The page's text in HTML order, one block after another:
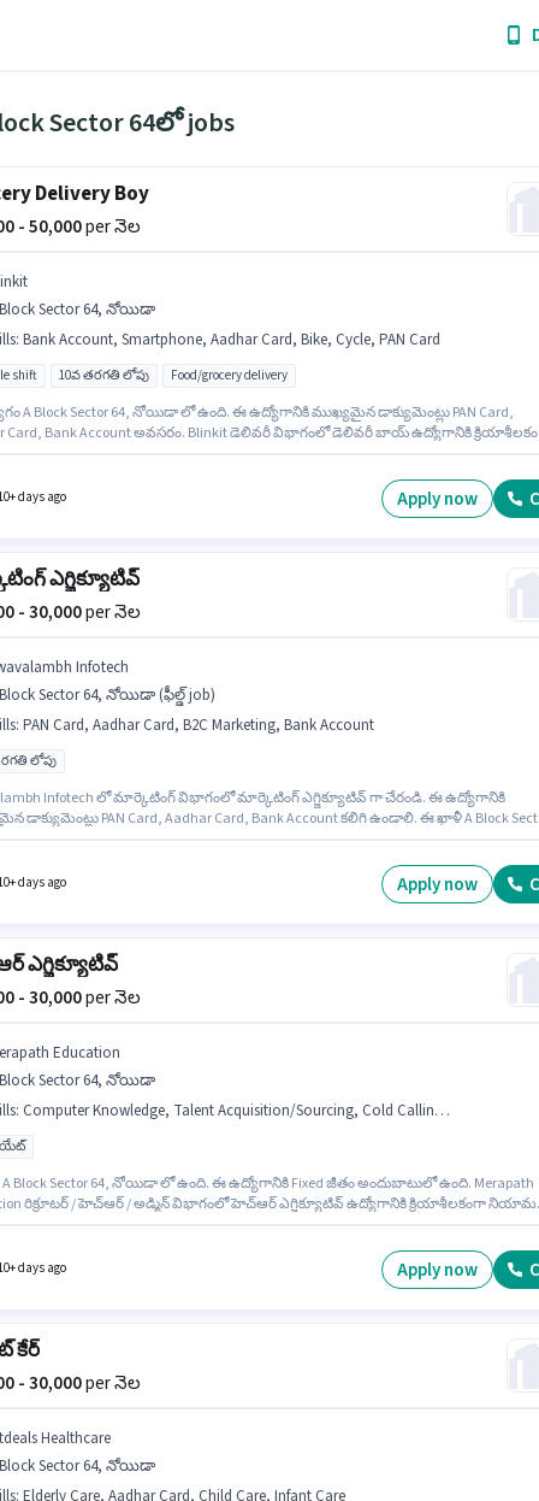
Sector 64లో jobs
Delivery Boy
- 50,000per నెల
Sector 64, నోయిడా
: Bank Account, Smartphone, Aadhar Card, Bike, Cycle, PAN Card
shift 10వ తరగతి లోపు Food/grocery delivery
A Block Sector 64, నోయిడా లో ఉంది. ఈ ఉద్యోగానికి ముఖ్యమైన డాక్యుమెంట్లు PAN Card,
Card, Bank Account అవసరం. Blinkit డెలివరీ విభాగంలో డెలివరీ బాయ్ ఉద్యోగానికి
ఉంది.
days ago Apply now
ఎగ్జిక్యూటివ్
- 30,000per నెల
Infotech
Sector 64, నోయిడా (ఫీల్డ్ job)
: PAN Card, Aadhar Card, B2C Marketing, Bank Account
లోపు
Infotech లో మార్కెటింగ్ విభాగంలో మార్కెటింగ్ ఎగ్జిక్యూటివ్ గా చేరండి. ఈ ఉద్యోగానికి
డాక్యుమెంట్లు PAN Card, Aadhar Card, Bank Account కలిగి ఉండాలి. ఈ ఖాళీ A Block
days ago Apply now
ఎగ్జిక్యూటివ్
- 30,000per నెల
Education
Sector 64, నోయిడా
: Computer Knowledge, Talent Acquisition/Sourcing, Cold Calling, HRMS
Block Sector 64, నోయిడా లో ఉంది. ఈ ఉద్యోగానికి Fixed జీతం అందుబాటులో ఉంది. Merapath
రిక్రూటర్ / హెచ్ఆర్ / అడ్మిన్ విభాగంలో హెచ్‌ఆర్ ఎగ్జిక్యూటివ్ ఉద్యోగానికి క్రియాశీలకంగా
ఉద్యోగం 3 - 6+ ఏళ్లు సంవత్సరాల అనుభవం ఉన్న వారికి కోసం, నెల జీతం ₹30000 ఉంటుంది.
days ago Apply now
కేర్
- 30,000per నెల
Healthcare
Sector 64, నోయిడా
: Elderly Care, Aadhar Card, Child Care, Infant Care